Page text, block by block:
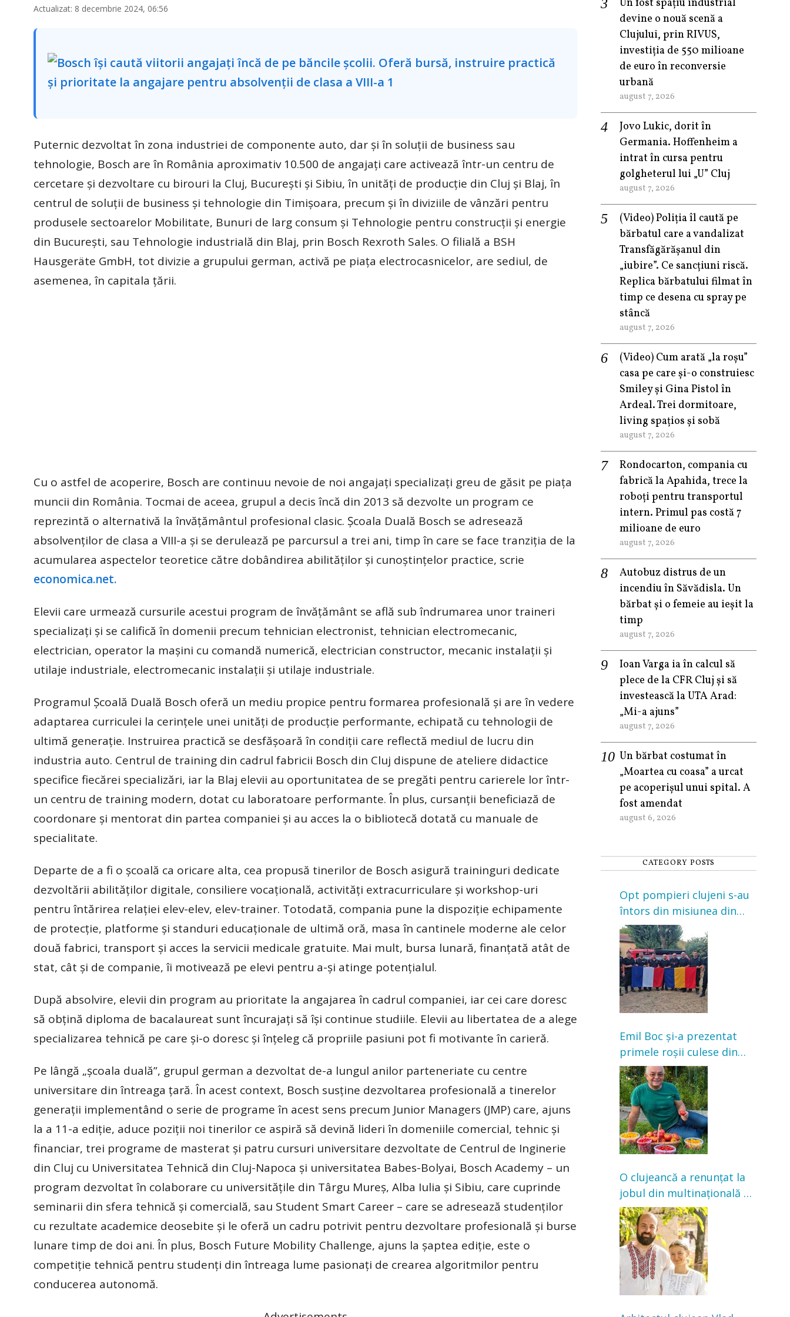
Actualizat: 8 decembrie 2024, 06:56
Puternic dezvoltat în zona industriei de componente auto, dar și în soluții de business sau
tehnologie, Bosch are în România aproximativ 10.500 de angajați care activează într-un centru de
cercetare și dezvoltare cu birouri la Cluj, București și Sibiu, în unități de producție din Cluj și Blaj, în
centrul de soluții de business și tehnologie din Timișoara, precum și în diviziile de vânzări pentru
produsele sectoarelor Mobilitate, Bunuri de larg consum și Tehnologie pentru construcții și energie
din București, sau Tehnologie industrială din Blaj, prin Bosch Rexroth Sales. O filială a BSH
Hausgeräte GmbH, tot divizie a grupului german, activă pe piața electrocasnicelor, are sediul, de
asemenea, în capitala țării.
Cu o astfel de acoperire, Bosch are continuu nevoie de noi angajați specializați greu de găsit pe piața
muncii din România. Tocmai de aceea, grupul a decis încă din 2013 să dezvolte un program ce
reprezintă o alternativă la învățământul profesional clasic. Școala Duală Bosch se adresează
absolvenților de clasa a VIII-a și se derulează pe parcursul a trei ani, timp în care se face tranziția de la
acumularea aspectelor teoretice către dobândirea abilităților și cunoștințelor practice, scrie
economica.net.
Elevii care urmează cursurile acestui program de învățământ se află sub îndrumarea unor traineri
specializați și se califică în domenii precum tehnician electronist, tehnician electromecanic,
electrician, operator la mașini cu comandă numerică, electrician constructor, mecanic instalații și
utilaje industriale, electromecanic instalații și utilaje industriale.
Programul Școală Duală Bosch oferă un mediu propice pentru formarea profesională și are în vedere
adaptarea curriculei la cerințele unei unități de producție performante, echipată cu tehnologii de
ultimă generație. Instruirea practică se desfășoară în condiții care reflectă mediul de lucru din
industria auto. Centrul de training din cadrul fabricii Bosch din Cluj dispune de ateliere didactice
specifice fiecărei specializări, iar la Blaj elevii au oportunitatea de se pregăti pentru carierele lor într-
un centru de training modern, dotat cu laboratoare performante. În plus, cursanții beneficiază de
coordonare și mentorat din partea companiei și au acces la o bibliotecă dotată cu manuale de
specialitate.
Departe de a fi o școală ca oricare alta, cea propusă tinerilor de Bosch asigură traininguri dedicate
dezvoltării abilităților digitale, consiliere vocațională, activități extracurriculare și workshop-uri
pentru întărirea relației elev-elev, elev-trainer. Totodată, compania pune la dispoziție echipamente
de protecție, platforme și standuri educaționale de ultimă oră, masa în cantinele moderne ale celor
două fabrici, transport și acces la servicii medicale gratuite. Mai mult, bursa lunară, finanțată atât de
stat, cât și de companie, îi motivează pe elevi pentru a-și atinge potențialul.
După absolvire, elevii din program au prioritate la angajarea în cadrul companiei, iar cei care doresc
să obțină diploma de bacalaureat sunt încurajați să își continue studiile. Elevii au libertatea de a alege
specializarea tehnică pe care și-o doresc și înțeleg că propriile pasiuni pot fi motivante în carieră.
Pe lângă „școala duală”, grupul german a dezvoltat de-a lungul anilor parteneriate cu centre
universitare din întreaga țară. În acest context, Bosch susține dezvoltarea profesională a tinerelor
generații implementând o serie de programe în acest sens precum Junior Managers (JMP) care, ajuns
la a 11-a ediție, aduce poziții noi tinerilor ce aspiră să devină lideri în domeniile comercial, tehnic și
financiar, trei programe de masterat și patru cursuri universitare dezvoltate de Centrul de Inginerie
din Cluj cu Universitatea Tehnică din Cluj-Napoca și universitatea Babes-Bolyai, Bosch Academy – un
program dezvoltat în colaborare cu universitățile din Târgu Mureș, Alba Iulia și Sibiu, care cuprinde
seminarii din sfera tehnică și comercială, sau Student Smart Career – care se adresează studenților
cu rezultate academice deosebite și le oferă un cadru potrivit pentru dezvoltare profesională și burse
lunare timp de doi ani. În plus, Bosch Future Mobility Challenge, ajuns la șaptea ediție, este o
competiție tehnică pentru studenți din întreaga lume pasionați de crearea algoritmilor pentru
conducerea autonomă.
Un fost spațiu industrial
devine o nouă scenă a
Clujului, prin RIVUS,
investiția de 550 milioane
de euro în reconversie
urbană
august 7, 2026
Jovo Lukic, dorit în
Germania. Hoffenheim a
intrat în cursa pentru
golgheterul lui „U” Cluj
august 7, 2026
(Video) Poliția îl caută pe
bărbatul care a vandalizat
Transfăgărășanul din
„iubire”. Ce sancțiuni riscă.
Replica bărbatului filmat în
timp ce desena cu spray pe
stâncă
august 7, 2026
(Video) Cum arată „la roşu”
casa pe care şi-o construiesc
Smiley şi Gina Pistol în
Ardeal. Trei dormitoare,
living spațios și sobă
august 7, 2026
Rondocarton, compania cu
fabrică la Apahida, trece la
roboți pentru transportul
intern. Primul pas costă 7
milioane de euro
august 7, 2026
Autobuz distrus de un
incendiu în Săvădisla. Un
bărbat și o femeie au ieșit la
timp
august 7, 2026
Ioan Varga ia în calcul să
plece de la CFR Cluj și să
investească la UTA Arad:
„Mi-a ajuns”
august 7, 2026
Un bărbat costumat în
„Moartea cu coasa” a urcat
pe acoperișul unui spital. A
fost amendat
august 6, 2026
CATEGORY POSTS
Opt pompieri clujeni s-au
întors din misiunea din
Franța. Au intervenit la
incendii de vegetație și
pădure
Emil Boc și-a prezentat
primele roșii culese din
grădină: „Niciun magazin
nu poate oferi această
satisfacție”
O clujeancă a renunțat la
jobul din multinațională și
s-a mutat la țară. Acum
cultivă legume în grădina
bunicilor